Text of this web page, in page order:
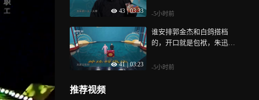
43 | 03:33 -5小时前
41 | 03:23
谁安排郭金杰和白鸽搭档
的，开口就是包袱，朱迅都
-5小时前
推荐视频